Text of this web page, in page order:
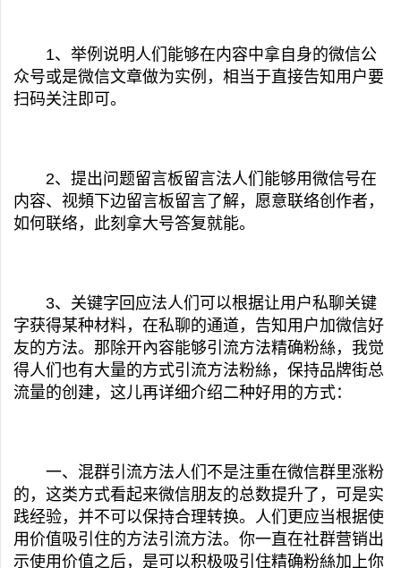
1、举例说明人们能够在内容中拿自身的微信公
众号或是微信文章做为实例，相当于直接告知用户要
扫码关注即可。
2、提出问题留言板留言法人们能够用微信号在
内容、视頻下边留言板留言了解，愿意联络创作者，
如何联络，此刻拿大号答复就能。
3、关键字回应法人们可以根据让用户私聊关键
字获得某种材料，在私聊的通道，告知用户加微信好
友的方法。那除开內容能够引流方法精确粉絲，我觉
得人们也有大量的方式引流方法粉絲，保持品牌街总
流量的创建，这儿再详细介绍二种好用的方式：
一、混群引流方法人们不是注重在微信群里涨粉
的，这类方式看起来微信朋友的总数提升了，可是实
践经验，并不可以保持合理转换。人们更应当根据使
用价值吸引住的方法引流方法。你一直在社群营销出
示使用价值之后，是可以积极吸引住精确粉絲加上你